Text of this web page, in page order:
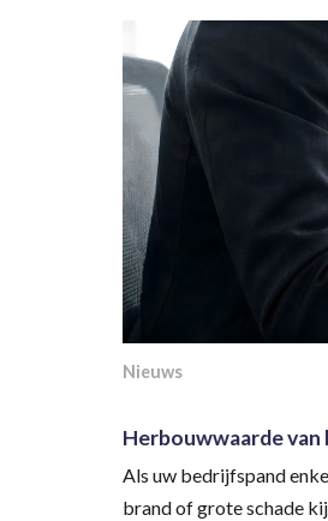
Nieuws
Herbouwwaarde van
Als uw bedrijfspand
brand of grote schade